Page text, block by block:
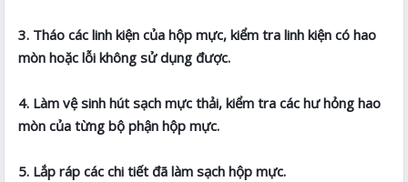
3. Tháo các linh kiện của hộp mực, kiểm tra linh kiện có hao
mòn hoặc lỗi không sử dụng được.
4. Làm vệ sinh hút sạch mực thải, kiểm tra các hư hỏng hao
mòn của từng bộ phận hộp mực.
5. Lắp ráp các chi tiết đã làm sạch hộp mực.